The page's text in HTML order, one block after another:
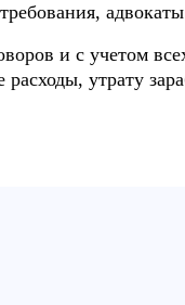
и с учетом
утрату